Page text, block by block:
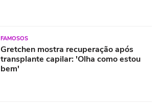
FAMOSOS
Gretchen mostra recuperação após
transplante capilar: 'Olha como estou
bem'